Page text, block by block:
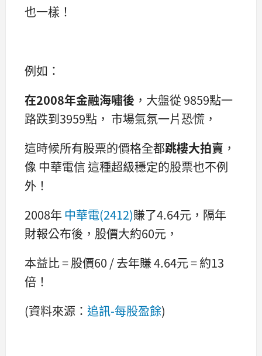
也一樣！
例如：
在2008年金融海嘯後 ，大盤從 9859點一
路跌到3959點， 市場氣氛一片恐慌，
這時候所有股票的價格全都跳樓大拍賣 ，
像 中華電信 這種超級穩定的股票也不例
外！
2008年 中華電(2412)賺了4.64元，隔年
財報公布後，股價大約60元，
本益比 = 股價60 / 去年賺 4.64元 = 約13
倍！
(資料來源： 追訊-每股盈餘)